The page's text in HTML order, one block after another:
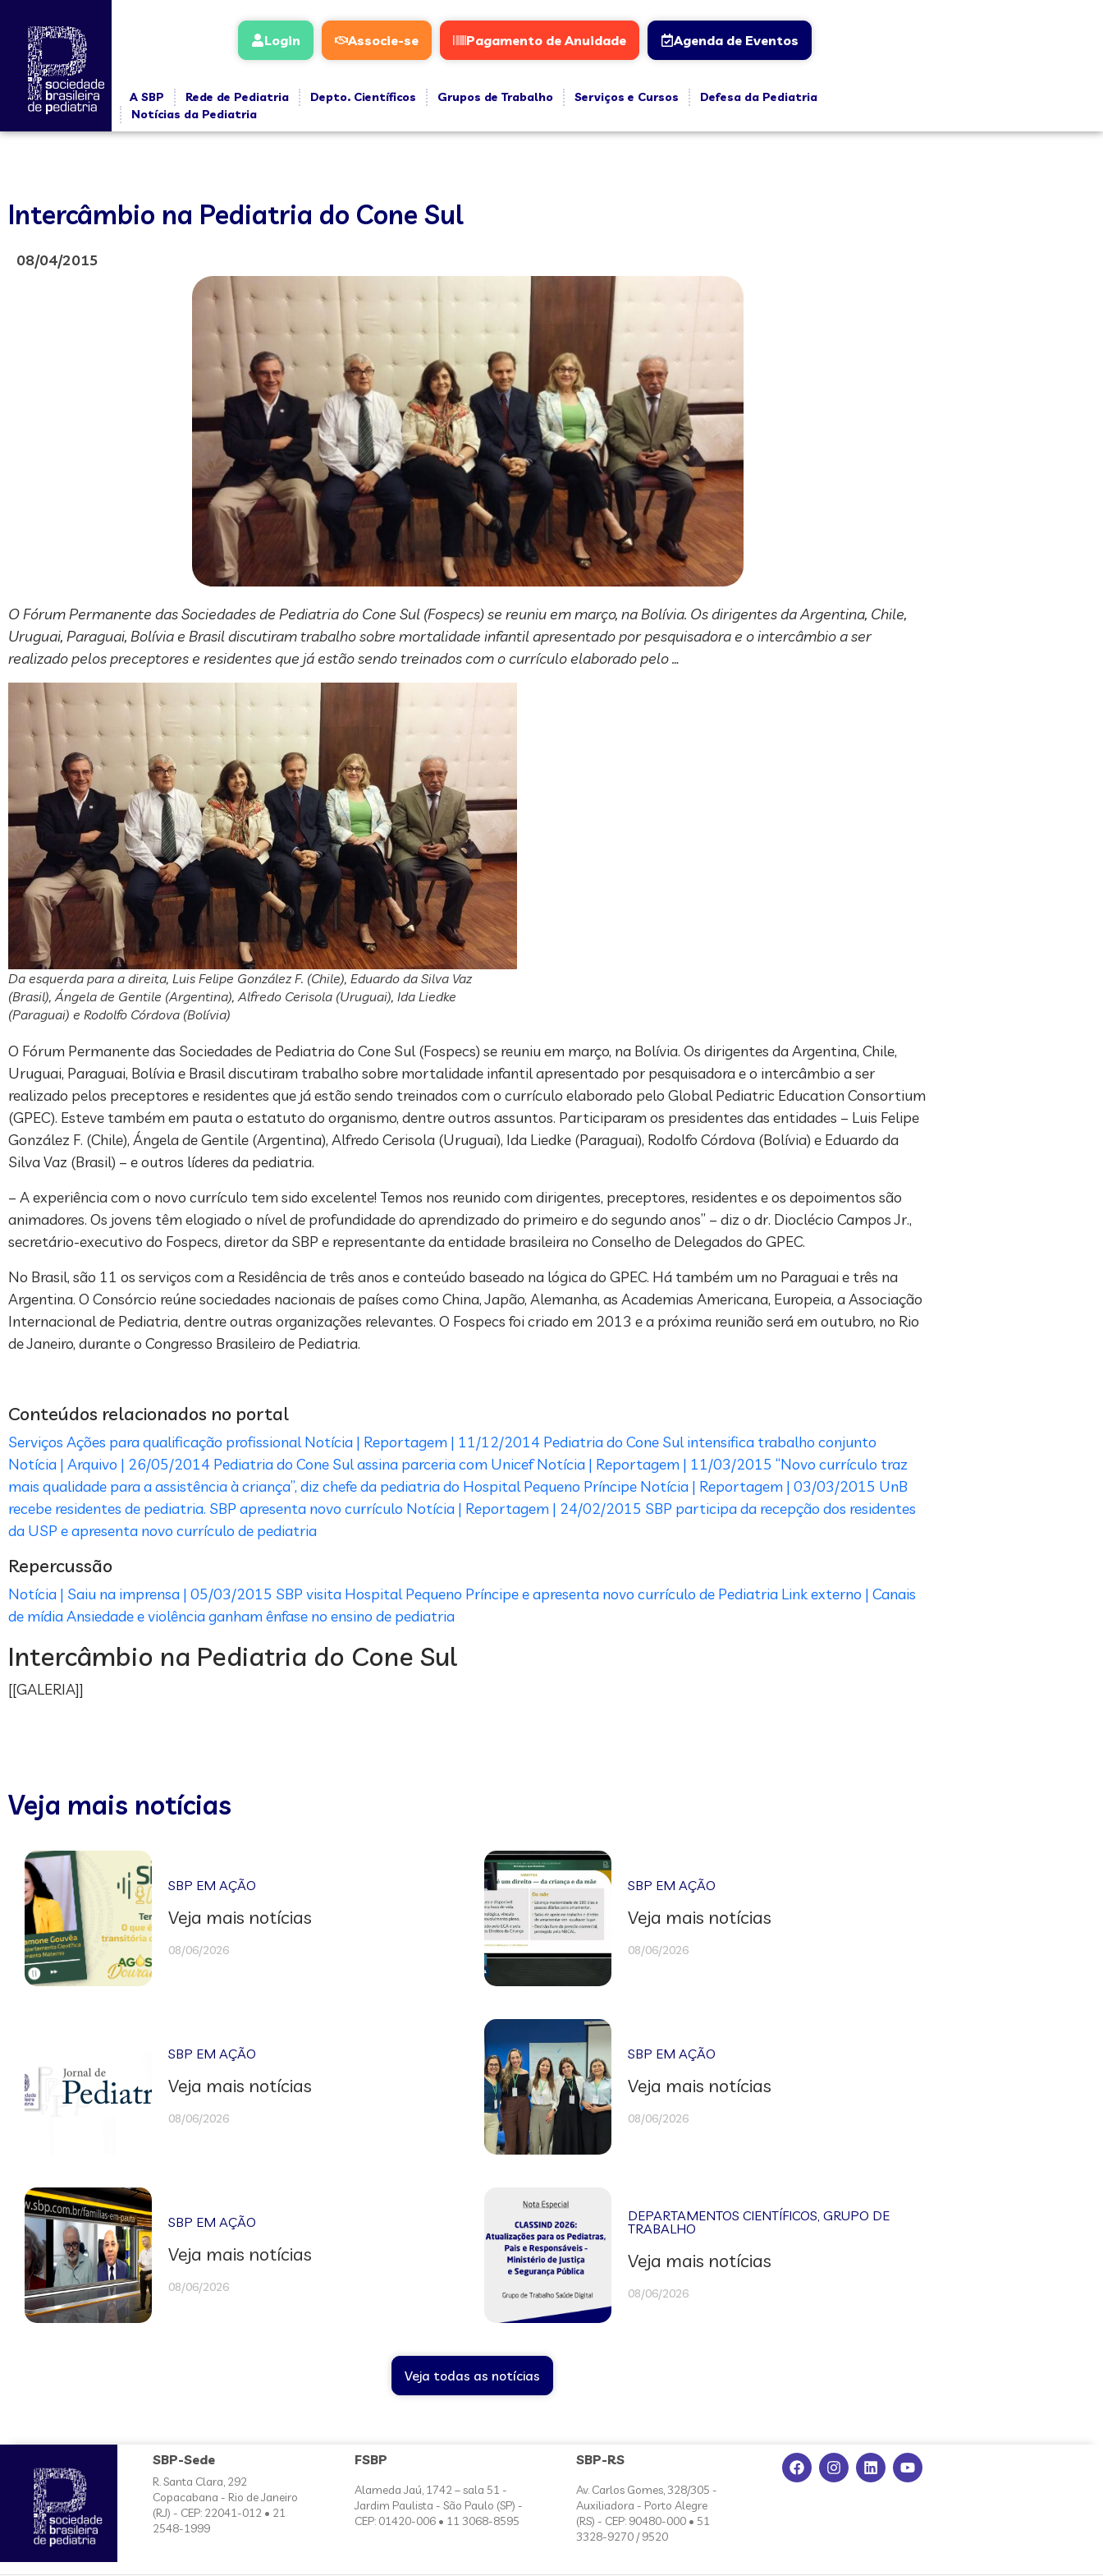
Login Associe-se Pagamento de Anuidade Agenda de Eventos
A SBP Rede de Pediatria Depto. Científicos Grupos de Trabalho Serviços e Cursos
Defesa da Pediatria
Notícias da Pediatria
Intercâmbio na Pediatria do Cone Sul
08/04/2015
O Fórum Permanente das Sociedades de Pediatria do Cone Sul (Fospecs) se reuniu em março, na Bolívia. Os dirigentes da Argentina, Chile,
Uruguai, Paraguai, Bolívia e Brasil discutiram trabalho sobre mortalidade infantil apresentado por pesquisadora e o intercâmbio a ser
realizado pelos preceptores e residentes que já estão sendo treinados com o currículo elaborado pelo …
Da esquerda para a direita, Luis Felipe González F. (Chile), Eduardo da Silva Vaz
(Brasil), Ángela de Gentile (Argentina), Alfredo Cerisola (Uruguai), Ida Liedke
(Paraguai) e Rodolfo Córdova (Bolívia)
O Fórum Permanente das Sociedades de Pediatria do Cone Sul (Fospecs) se reuniu em março, na Bolívia. Os dirigentes da Argentina, Chile,
Uruguai, Paraguai, Bolívia e Brasil discutiram trabalho sobre mortalidade infantil apresentado por pesquisadora e o intercâmbio a ser
realizado pelos preceptores e residentes que já estão sendo treinados com o currículo elaborado pelo Global Pediatric Education Consortium
(GPEC). Esteve também em pauta o estatuto do organismo, dentre outros assuntos. Participaram os presidentes das entidades – Luis Felipe
González F. (Chile), Ángela de Gentile (Argentina), Alfredo Cerisola (Uruguai), Ida Liedke (Paraguai), Rodolfo Córdova (Bolívia) e Eduardo da
Silva Vaz (Brasil) – e outros líderes da pediatria.
– A experiência com o novo currículo tem sido excelente! Temos nos reunido com dirigentes, preceptores, residentes e os depoimentos são
animadores. Os jovens têm elogiado o nível de profundidade do aprendizado do primeiro e do segundo anos” – diz o dr. Dioclécio Campos Jr.,
secretário-executivo do Fospecs, diretor da SBP e representante da entidade brasileira no Conselho de Delegados do GPEC.
No Brasil, são 11 os serviços com a Residência de três anos e conteúdo baseado na lógica do GPEC. Há também um no Paraguai e três na
Argentina. O Consórcio reúne sociedades nacionais de países como China, Japão, Alemanha, as Academias Americana, Europeia, a Associação
Internacional de Pediatria, dentre outras organizações relevantes. O Fospecs foi criado em 2013 e a próxima reunião será em outubro, no Rio
de Janeiro, durante o Congresso Brasileiro de Pediatria.
Conteúdos relacionados no portal
Serviços Ações para qualificação profissional Notícia | Reportagem | 11/12/2014 Pediatria do Cone Sul intensifica trabalho conjunto
Notícia | Arquivo | 26/05/2014 Pediatria do Cone Sul assina parceria com Unicef Notícia | Reportagem | 11/03/2015 “Novo currículo traz
mais qualidade para a assistência à criança”, diz chefe da pediatria do Hospital Pequeno Príncipe Notícia | Reportagem | 03/03/2015 UnB
recebe residentes de pediatria. SBP apresenta novo currículo Notícia | Reportagem | 24/02/2015 SBP participa da recepção dos residentes
da USP e apresenta novo currículo de pediatria
Repercussão
Notícia | Saiu na imprensa | 05/03/2015 SBP visita Hospital Pequeno Príncipe e apresenta novo currículo de Pediatria Link externo | Canais
de mídia Ansiedade e violência ganham ênfase no ensino de pediatria
Intercâmbio na Pediatria do Cone Sul
[[GALERIA]]
Veja mais notícias
SBP EM AÇÃO
Veja mais notícias
08/06/2026
SBP EM AÇÃO
Veja mais notícias
08/06/2026
SBP EM AÇÃO
Veja mais notícias
08/06/2026
SBP EM AÇÃO
Veja mais notícias
08/06/2026
SBP EM AÇÃO
Veja mais notícias
08/06/2026
DEPARTAMENTOS CIENTÍFICOS,GRUPO DE
TRABALHO
Veja mais notícias
08/06/2026
Veja todas as notícias
SBP-Sede
R. Santa Clara, 292
Copacabana - Rio de Janeiro
(RJ) - CEP: 22041-012 • 21
2548-1999
FSBP
Alameda Jaú, 1742 – sala 51 -
Jardim Paulista - São Paulo (SP) -
CEP: 01420-006 • 11 3068-8595
SBP-RS
Av. Carlos Gomes, 328/305 -
Auxiliadora - Porto Alegre
(RS) - CEP: 90480-000 • 51
3328-9270 / 9520